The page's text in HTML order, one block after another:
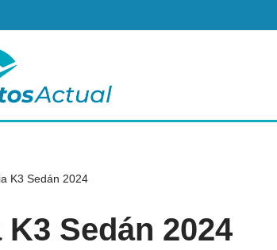
K3 Sedán 2024
K3 Sedán 2024